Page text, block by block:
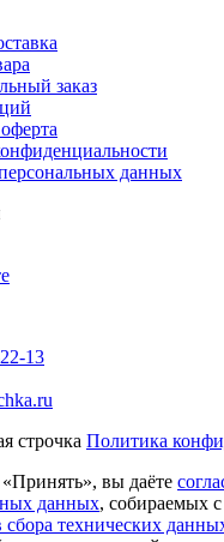
заказ
данных
13
строчка Политика
вы даёте
данных, собираемых
сбора технических